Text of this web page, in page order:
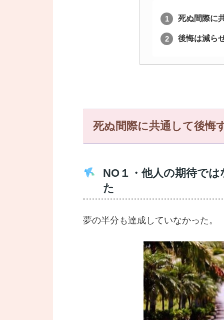
死ぬ間際に
後悔は減ら
死ぬ間際に共通して後悔
NO１・他人の期待で
た
夢の半分も達成していなかった。